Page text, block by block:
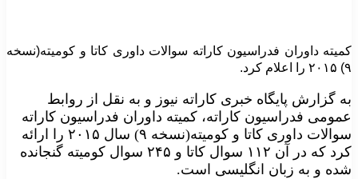
کمیته داوران فدراسیون کاراته سوالات داوری کاتا و کومیته(نسخه
۹) ۲۰۱۵ را اعلام کرد.
به گزارش پایگاه خبری کاراته نیوز و به نقل از روابط
عمومی فدراسیون کاراته، کمیته داوران فدراسیون کاراته
سوالات داوری کاتا و کومیته(نسخه ۹) سال ۲۰۱۵ را ارائه
کرد که در آن ۱۱۲ سوال کاتا و ۲۴۵ سوال کومیته گنجانده
شده و به زبان انگلیسی است.